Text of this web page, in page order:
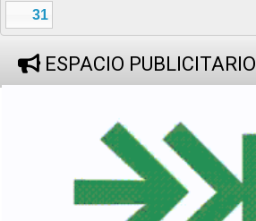
31
ESPACIO PUBLICITARIO